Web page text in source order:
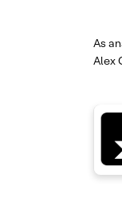
As
Alex